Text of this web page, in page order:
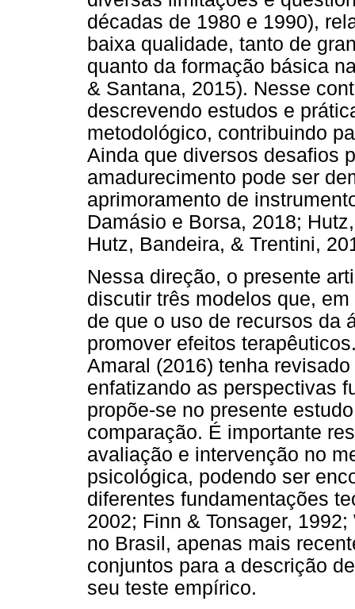
décadas de 1980 e 1990),
baixa qualidade, tanto de
quanto da formação básica
& Santana, 2015). Nesse
descrevendo estudos e
metodológico, contribuindo
Ainda que diversos desafios
amadurecimento pode ser
aprimoramento de
Damásio e Borsa, 2018;
Hutz, Bandeira, & Trentini,
Nessa direção, o presente
discutir três modelos que,
de que o uso de recursos da
promover efeitos
Amaral (2016) tenha
enfatizando as perspectivas
propõe-se no presente
comparação. É importante
avaliação e intervenção no
psicológica, podendo ser
diferentes fundamentações
2002; Finn & Tonsager,
no Brasil, apenas mais
conjuntos para a descrição
seu teste empírico.